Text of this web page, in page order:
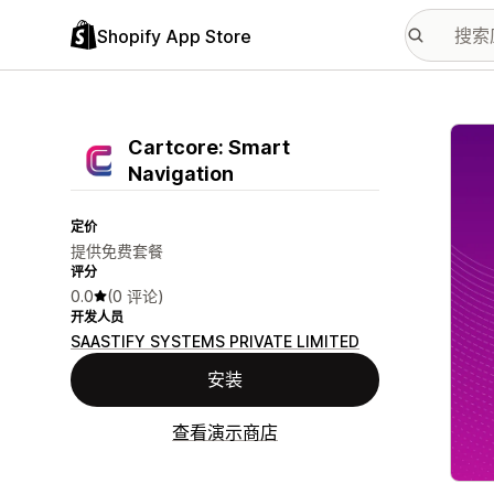
Shopify App Store
Cartcore: Smart
Navigation
定价
提供免费套餐
评分
0.0 (0 评论)
开发人员
SAASTIFY SYSTEMS PRIVATE LIMITED
安装
查看演示商店
配图